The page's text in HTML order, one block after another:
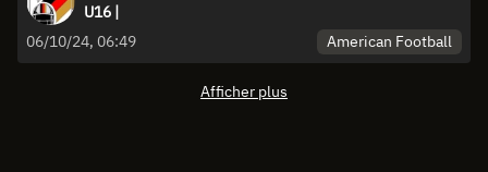
U16 |
06/10/24, 06:49
American Football
Afficher plus